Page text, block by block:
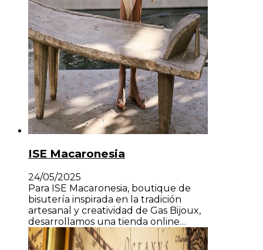
ISE Macaronesia
24/05/2025
Para ISE Macaronesia, boutique de
bisutería inspirada en la tradición
artesanal y creatividad de Gas Bijoux,
desarrollamos una tienda online…